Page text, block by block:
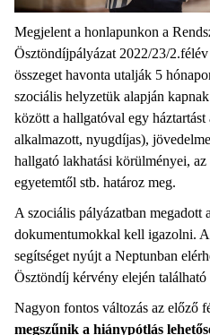
Megjelent a honlapunkon a
Ösztöndíjpályázat 2022/23/
összeget havonta utalják 5
szociális helyzetük alapján
között a hallgatóval egy
alkalmazott, nyugdíjas),
hallgató lakhatási körülményei,
egyetemtől stb. határoz meg.
A szociális pályázatban megadott
dokumentumokkal kell igazolni.
segítséget nyújt a Neptunban
Ösztöndíj kérvény elején
Nagyon fontos változás az előző
megszűnik a hiánypótlás